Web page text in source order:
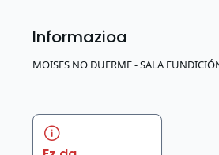
Informazioa
MOISES NO DUERME - SALA